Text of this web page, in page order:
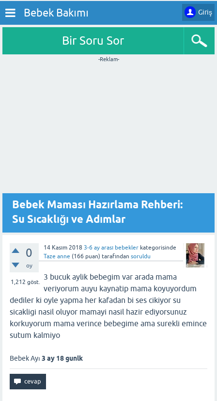
Giriş
Bebek Bakımı
Bir Soru Sor
-Reklam-
Bebek Maması Hazırlama Rehberi:
Su Sıcaklığı ve Adımlar
0
oy
1,212 göst.
14 Kasım 2018 3-6 ay arası bebekler kategorisinde
Taze anne (166 puan) tarafından soruldu
3 bucuk aylik bebegim var arada mama
veriyorum auyu kaynatip mama koyuyordum
dediler ki oyle yapma her kafadan bi ses cikiyor su
sicakligi nasil oluyor mamayi nasil hazir ediyorsunuz
korkuyorum mama verince bebegime ama surekli emince
sutum kalmiyo
Bebek Ayı 3 ay 18 gunlk